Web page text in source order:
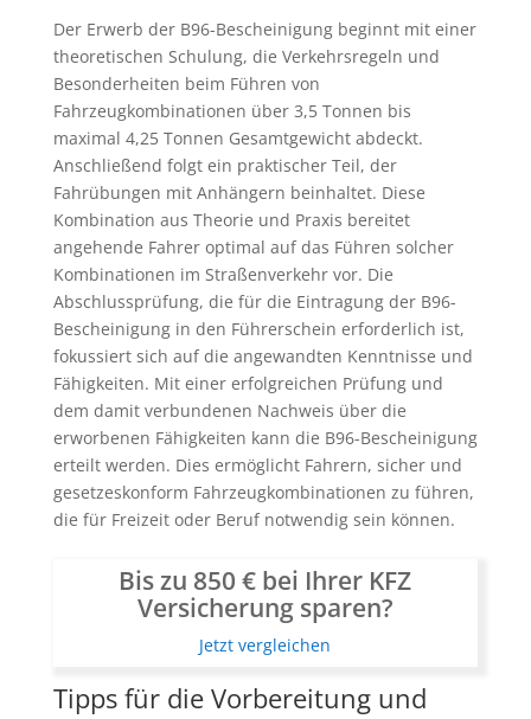
Der Erwerb der B96-Bescheinigung beginnt mit einer
theoretischen Schulung, die Verkehrsregeln und
Besonderheiten beim Führen von
Fahrzeugkombinationen über 3,5 Tonnen bis
maximal 4,25 Tonnen Gesamtgewicht abdeckt.
Anschließend folgt ein praktischer Teil, der
Fahrübungen mit Anhängern beinhaltet. Diese
Kombination aus Theorie und Praxis bereitet
angehende Fahrer optimal auf das Führen solcher
Kombinationen im Straßenverkehr vor. Die
Abschlussprüfung, die für die Eintragung der B96-
Bescheinigung in den Führerschein erforderlich ist,
fokussiert sich auf die angewandten Kenntnisse und
Fähigkeiten. Mit einer erfolgreichen Prüfung und
dem damit verbundenen Nachweis über die
erworbenen Fähigkeiten kann die B96-Bescheinigung
erteilt werden. Dies ermöglicht Fahrern, sicher und
gesetzeskonform Fahrzeugkombinationen zu führen,
die für Freizeit oder Beruf notwendig sein können.
Bis zu 850 € bei Ihrer KFZ
Versicherung sparen?
Jetzt vergleichen
Tipps für die Vorbereitung und